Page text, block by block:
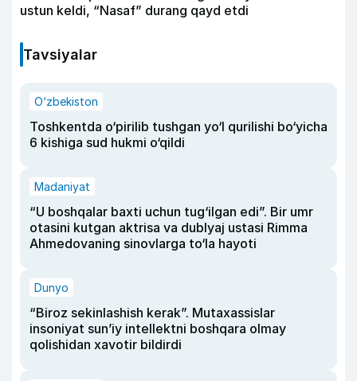
ustun keldi, “Nasaf” durang qayd etdi
Tavsiyalar
O‘zbekiston
Toshkentda o‘pirilib tushgan yo‘l qurilishi bo‘yicha
6 kishiga sud hukmi o‘qildi
Madaniyat
“U boshqalar baxti uchun tug‘ilgan edi”. Bir umr
otasini kutgan aktrisa va dublyaj ustasi Rimma
Ahmedovaning sinovlarga to‘la hayoti
Dunyo
“Biroz sekinlashish kerak”. Mutaxassislar
insoniyat sun’iy intellektni boshqara olmay
qolishidan xavotir bildirdi